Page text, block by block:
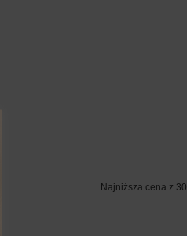
Najniższa cena z